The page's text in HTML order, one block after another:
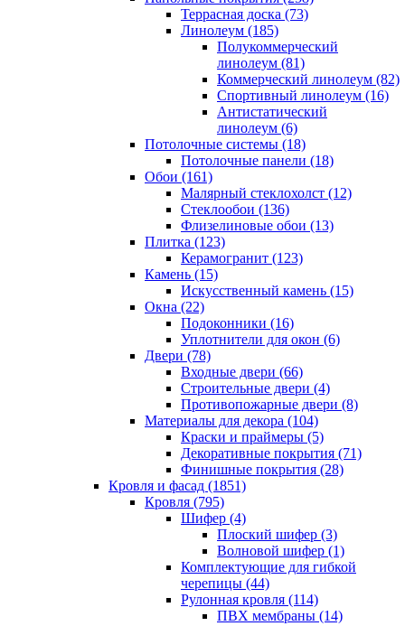
Террасная доска (73)
Линолеум (185)
Полукоммерческий
линолеум (81)
Коммерческий линолеум (82)
Спортивный линолеум (16)
Антистатический
линолеум (6)
Потолочные системы (18)
Потолочные панели (18)
Обои (161)
Малярный стеклохолст (12)
Стеклообои (136)
Флизелиновые обои (13)
Плитка (123)
Керамогранит (123)
Камень (15)
Искусственный камень (15)
Окна (22)
Подоконники (16)
Уплотнители для окон (6)
Двери (78)
Входные двери (66)
Строительные двери (4)
Противопожарные двери (8)
Материалы для декора (104)
Краски и праймеры (5)
Декоративные покрытия (71)
Финишные покрытия (28)
Кровля и фасад (1851)
Кровля (795)
Шифер (4)
Плоский шифер (3)
Волновой шифер (1)
Комплектующие для гибкой
черепицы (44)
Рулонная кровля (114)
ПВХ мембраны (14)